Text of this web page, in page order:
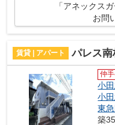
「アネックス
お問
賃貸 | アパート パレス南
仲
小
小
東
築